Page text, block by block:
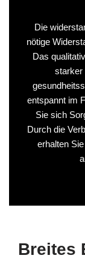
Die
nötige
Das
starker
entspannt im
Sie sich
Durch die
erhalten
Breites